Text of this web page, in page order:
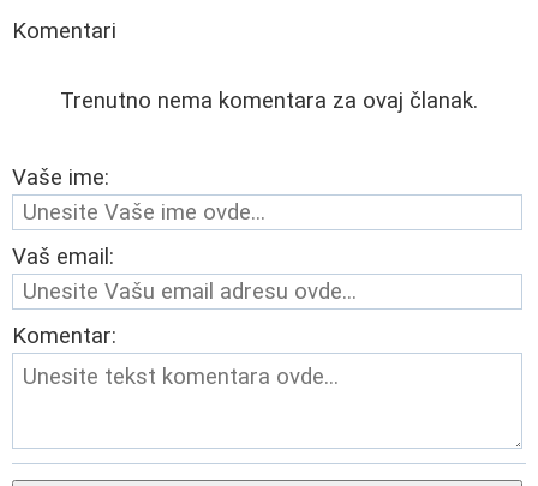
Komentari
Trenutno nema komentara za ovaj članak.
Vaše ime:
Vaš email:
Komentar: